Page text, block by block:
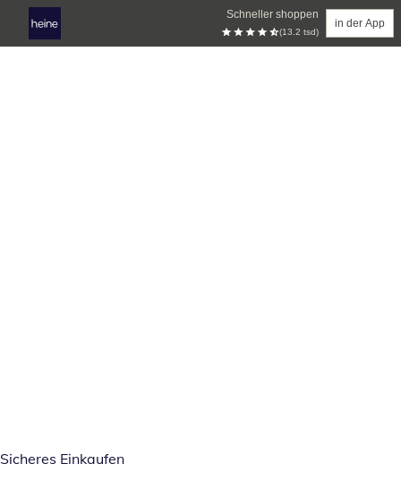
Schneller shoppen
(13.2 tsd)
in der App
Sicheres Einkaufen